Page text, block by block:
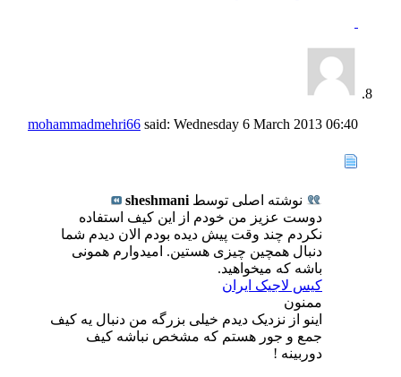
mohammadmehri66 said: Wednesday 6 March 2013 06:40
نوشته اصلی توسط sheshmani
دوست عزیز من خودم از این کیف استفاده
نکردم چند وقت پیش دیده بودم الان دیدم شما
دنبال همچین چیزی هستین. امیدوارم همونی
باشه که میخواهید.
کیس لاجیک ایران
ممنون
اینو از نزدیک دیدم خیلی بزرگه من دنبال یه کیف
جمع و جور هستم که مشخص نباشه کیف
دوربینه !